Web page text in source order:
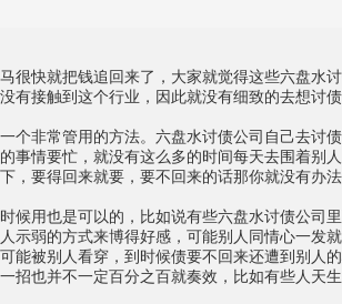
很快就把钱追回来了，大家就觉得这些六盘水
有接触到这个行业，因此就没有细致的去想讨
个非常管用的方法。六盘水讨债公司自己去讨
事情要忙，就没有这么多的时间每天去围着别
要得回来就要，要不回来的话那你就没有办
候用也是可以的，比如说有些六盘水讨债公司
示弱的方式来博得好感，可能别人同情心一发
能被别人看穿，到时候债要不回来还遭到别人
招也并不一定百分之百就奏效，比如有些人天